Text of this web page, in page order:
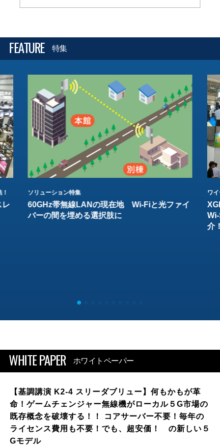
FEATURE 特集
レ
ソリューション特集
60GHz帯無線LANの現在地 Wi-Fiと光ファイ
バーの間を埋める選択肢に
ワ
介
WHITE PAPER ホワイトペーパー
【基調講演 K2-4 スリーダブリュー】何もかもが革
命！ゲームチェンジャー無線機がローカル５G市場の
既存概念を破壊する！！ コアサーバー不要！毎年の
ライセンス費用も不要！でも、超安価！ の新しい５
Gモデル